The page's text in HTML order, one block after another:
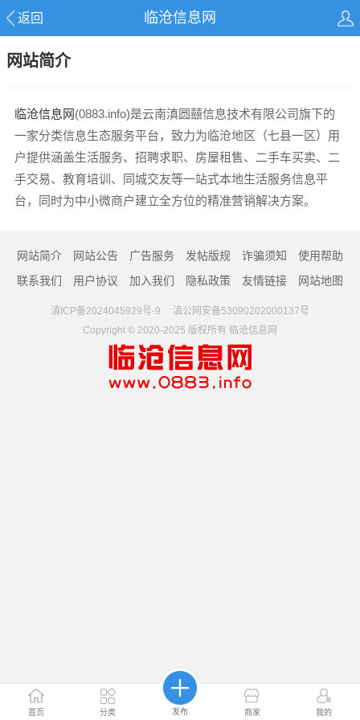
返回 临沧信息网
首页 分类 发布 商家 我的
网站简介
临沧信息网(0883.info)是云南滇圆囍信息技术有限公司旗下的
一家分类信息生态服务平台，致力为临沧地区（七县一区）用
户提供涵盖生活服务、招聘求职、房屋租售、二手车买卖、二
手交易、教育培训、同城交友等一站式本地生活服务信息平
台，同时为中小微商户建立全方位的精准营销解决方案。
网站简介 网站公告 广告服务 发帖版规 诈骗须知
使用帮助
联系我们
用户协议 加入我们 隐私政策 友情链接 网站地图
滇ICP备2024045929号-9 滇公网安备53090202000137号
Copyright © 2020-2025 版权所有 临沧信息网